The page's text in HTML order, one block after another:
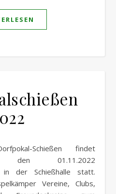
01.11.2022
in der Schießhalle statt.
Vereine, Clubs,